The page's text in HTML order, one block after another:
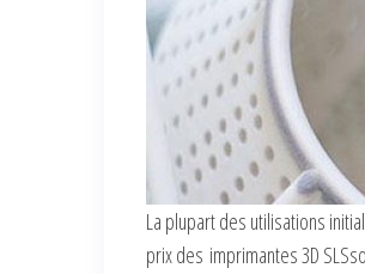
La plupart des utilisations
prix des imprimantes 3D